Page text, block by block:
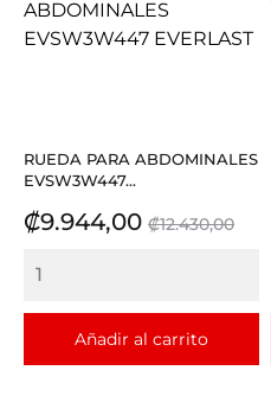
RUEDA PARA ABDOMINALES
EVSW3W447...
Precio
₡9.944,00 Precio
₡12.430,00
Añadir al carrito